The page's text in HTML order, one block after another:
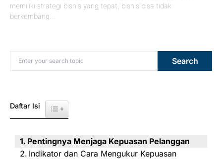
memiliki strategi bisnis yang tepat, bisnis bisa tidak
berkembang…
Search for: Search
Daftar Isi Toggle Table of Content
Pentingnya Menjaga Kepuasan Pelanggan
Indikator dan Cara Mengukur Kepuasan